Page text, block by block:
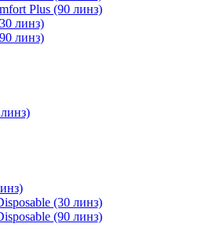
Plus (90 линз)
линз)
линз)
(30 линз)
(90 линз)